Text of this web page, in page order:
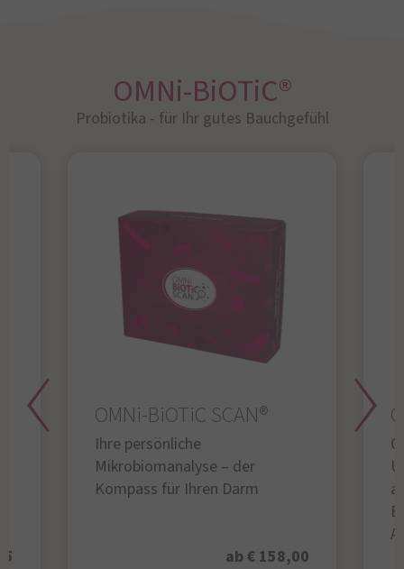
OMNi-BiOTiC®
Probiotika - für Ihr gutes Bauchgefühl​
OMNi-BiOTiC SCAN®
Ihre persönliche
Mikrobiomanalyse – der
Kompass für Ihren Darm
ab € 158,00